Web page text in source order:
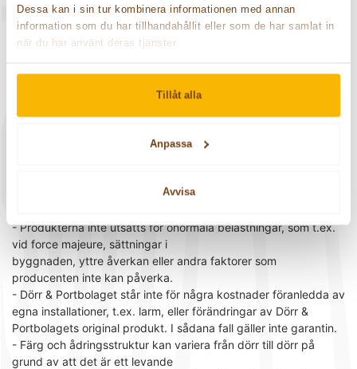
Dessa kan i sin tur kombinera informationen med annan
information som du har tillhandahållit eller som de har samlat in
när du har använt deras tjänster.
Tillåt alla
Anpassa
Avvisa
- Garanti gäller inte heller för egen ytbehandling av dörren.
- Visa kulörer kan få en annan känsla eller uttryck beroende på
vilket material det är målat på, detta kallas Metameri. Om detta
- Garantier gäller inte när dörrarna monteras i en miljö som
avviker från en normal bostadsmiljö, t.ex. i ladugårdar, magasin,
- Garantier gäller inte på glas där efterarbetning i form av
värmereflekterande beläggning, filmer, dekaler, pålimmade
- Produkterna inte utsätts för onormala belastningar, som t.ex.
vid force majeure, sättningar i
byggnaden, yttre åverkan eller andra faktorer som
producenten inte kan påverka.
- Dörr & Portbolaget står inte för några kostnader föranledda av
egna installationer, t.ex. larm, eller förändringar av Dörr &
Portbolagets original produkt. I sådana fall gäller inte garantin.
- Färg och ådringsstruktur kan variera från dörr till dörr på
grund av att det är ett levande